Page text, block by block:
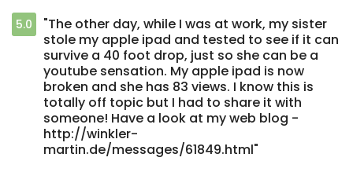
5.0
"The other day, while I was at work, my sister
stole my apple ipad and tested to see if it can
survive a 40 foot drop, just so she can be a
youtube sensation. My apple ipad is now
broken and she has 83 views. I know this is
totally off topic but I had to share it with
someone! Have a look at my web blog -
http://winkler-
martin.de/messages/61849.html"